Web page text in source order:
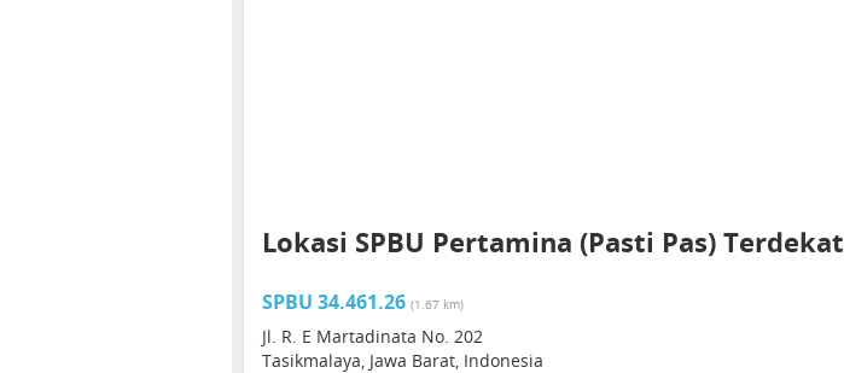
Lokasi SPBU Pertamina (Pasti Pas) Terdekat
SPBU 34.461.26 (1.67 km)
Jl. R. E Martadinata No. 202
Tasikmalaya, Jawa Barat, Indonesia